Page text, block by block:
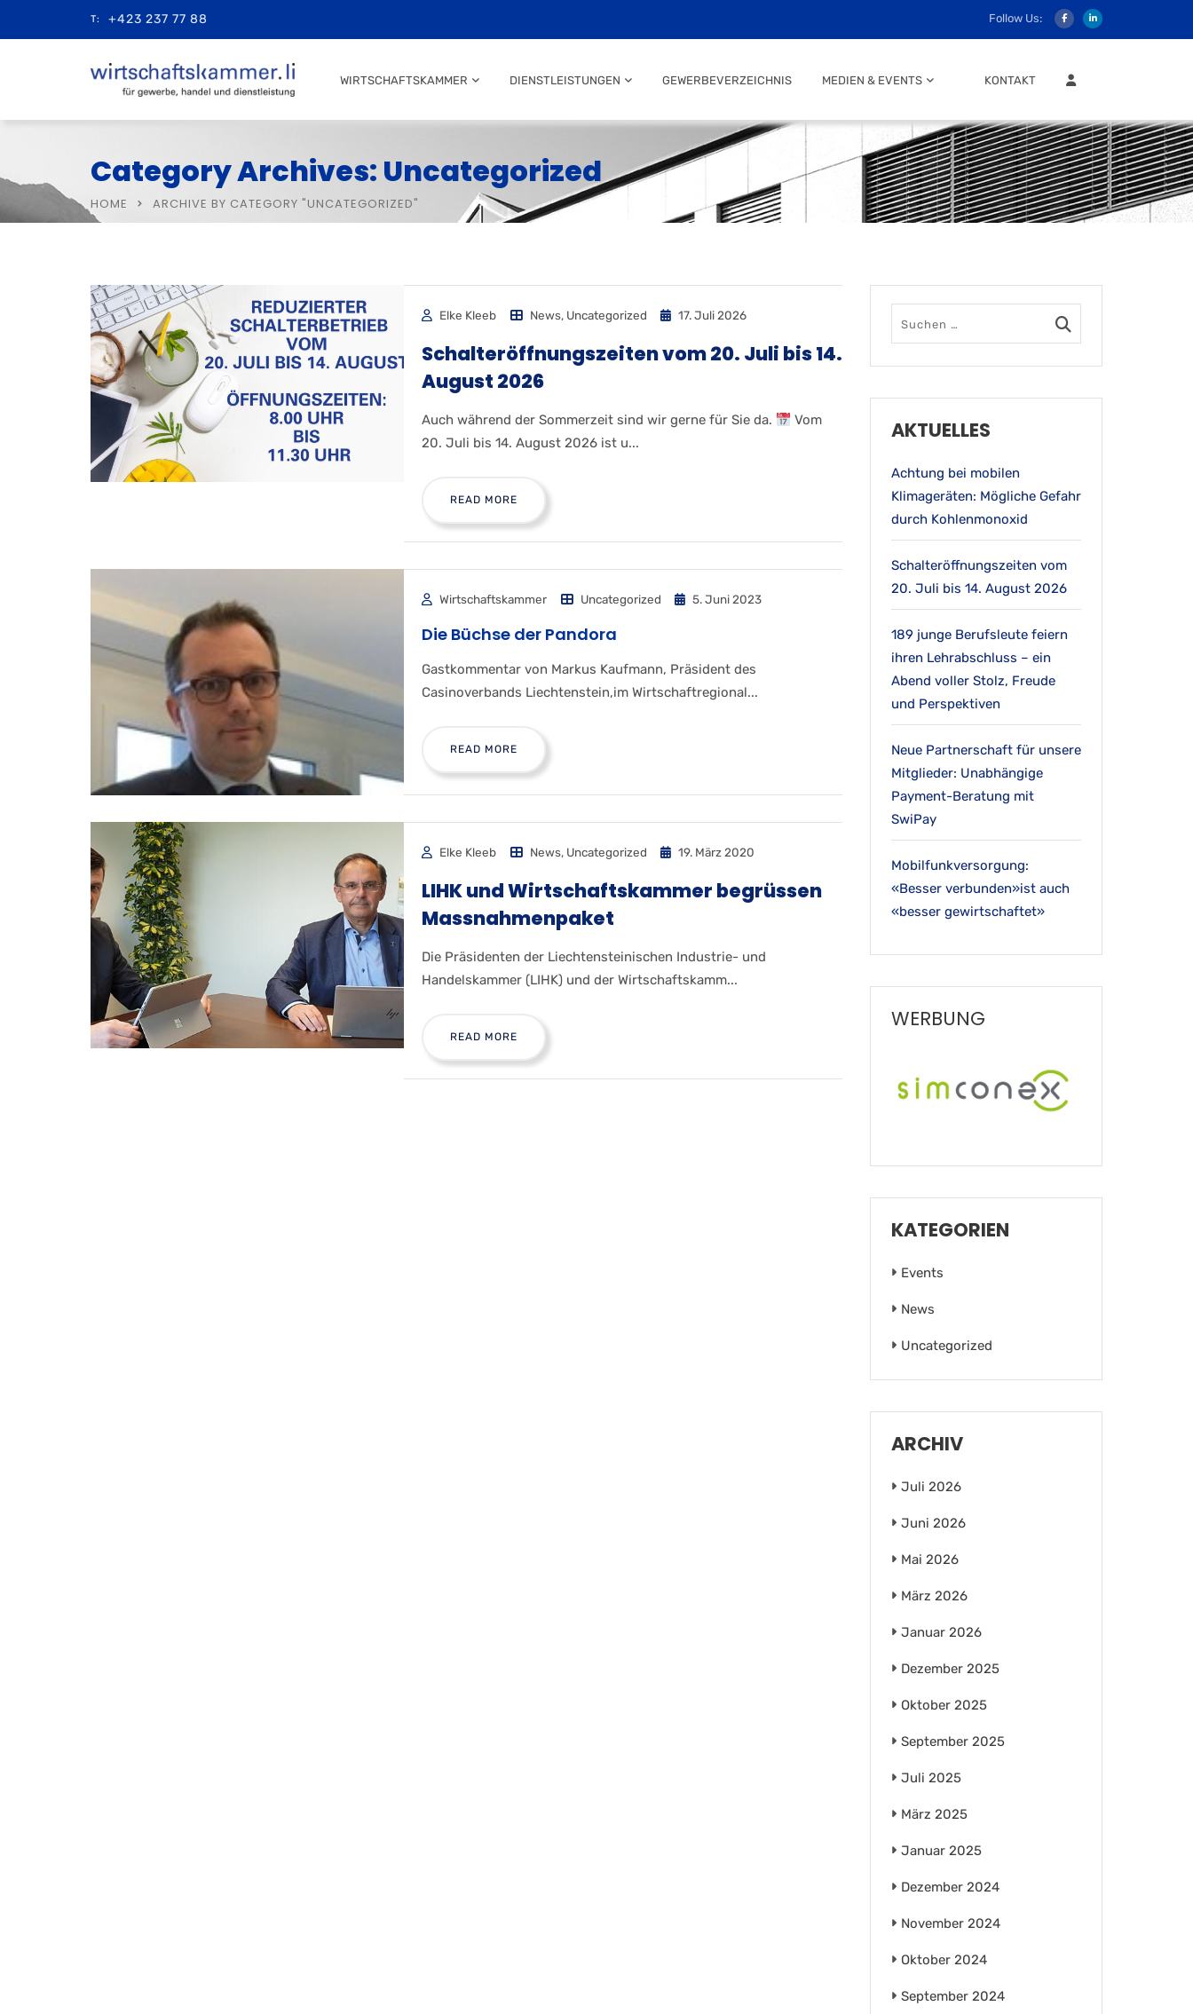
T: +423 237 77 88 Follow Us:
WIRTSCHAFTSKAMMER DIENSTLEISTUNGEN GEWERBEVERZEICHNIS MEDIEN & EVENTS KONTAKT MITGLIEDER LOGIN
Category Archives: Uncategorized
HOME ARCHIVE BY CATEGORY "UNCATEGORIZED"
Elke Kleeb News, Uncategorized 17. Juli 2026
Schalteröffnungszeiten vom 20. Juli bis 14.
August 2026
Auch während der Sommerzeit sind wir gerne für Sie da.
Vom
20. Juli bis 14. August 2026 ist u...
READ MORE
Wirtschaftskammer Uncategorized 5. Juni 2023
Die Büchse der Pandora
Gastkommentar von Markus Kaufmann, Präsident des
Casinoverbands Liechtenstein,im Wirtschaftregional...
READ MORE
Elke Kleeb News, Uncategorized 19. März 2020
LIHK und Wirtschaftskammer begrüssen
Massnahmenpaket
Die Präsidenten der Liechtensteinischen Industrie- und
Handelskammer (LIHK) und der Wirtschaftskamm...
READ MORE
AKTUELLES
Achtung bei mobilen
Klimageräten: Mögliche Gefahr
durch Kohlenmonoxid
Schalteröffnungszeiten vom
20. Juli bis 14. August 2026
189 junge Berufsleute feiern
ihren Lehrabschluss – ein
Abend voller Stolz, Freude
und Perspektiven
Neue Partnerschaft für unsere
Mitglieder: Unabhängige
Payment-Beratung mit
SwiPay
Mobilfunkversorgung:
«Besser verbunden»ist auch
«besser gewirtschaftet»
WERBUNG
KATEGORIEN
Events
News
Uncategorized
ARCHIV
Juli 2026
Juni 2026
Mai 2026
März 2026
Januar 2026
Dezember 2025
Oktober 2025
September 2025
Juli 2025
März 2025
Januar 2025
Dezember 2024
November 2024
Oktober 2024
September 2024